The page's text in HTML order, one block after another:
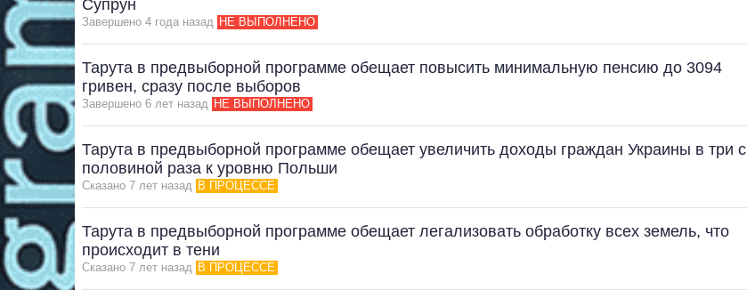
Супрун
Завершено 4 года назад НЕ ВЫПОЛНЕНО
Тарута в предвыборной программе обещает повысить минимальную пенсию до 3094
гривен, сразу после выборов
Завершено 6 лет назад НЕ ВЫПОЛНЕНО
Тарута в предвыборной программе обещает увеличить доходы граждан Украины в три с
половиной раза к уровню Польши
Сказано 7 лет назад В ПРОЦЕССЕ
Тарута в предвыборной программе обещает легализовать обработку всех земель, что
происходит в тени
Сказано 7 лет назад В ПРОЦЕССЕ